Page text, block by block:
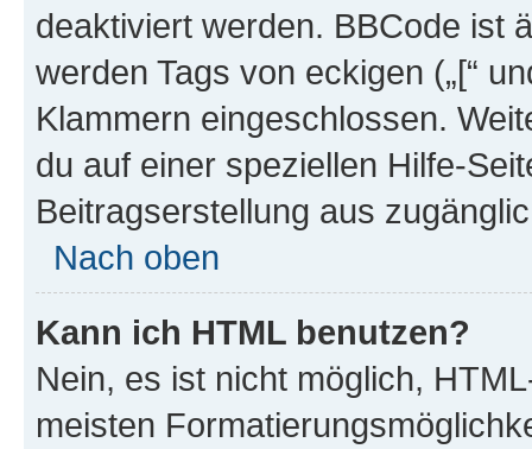
deaktiviert werden. BBCode ist
werden Tags von eckigen („[“
Klammern eingeschlossen.
du auf einer speziellen Hilfe-
Beitragserstellung aus
Nach oben
Kann ich HTML benutzen?
Nein, es ist nicht möglich,
meisten